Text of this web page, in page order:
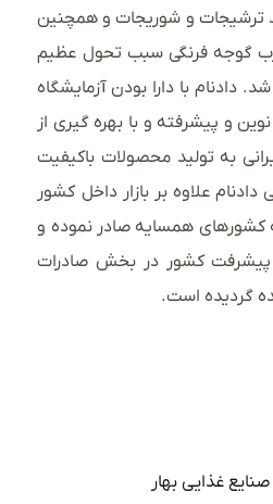
ترشیجات و شوریجات و همچنین
رب گوجه فرنگی سبب تحول عظیم
دادنام با دارا بودن آزمایشگاه
و پیشرفته و با بهره گیری از
به تولید محصولات باکیفیت
علاوه بر بازار داخل کشور
کشورهای همسایه صادر نموده و
کشور در بخش صادرات
گردیده است.
غذایی بهار